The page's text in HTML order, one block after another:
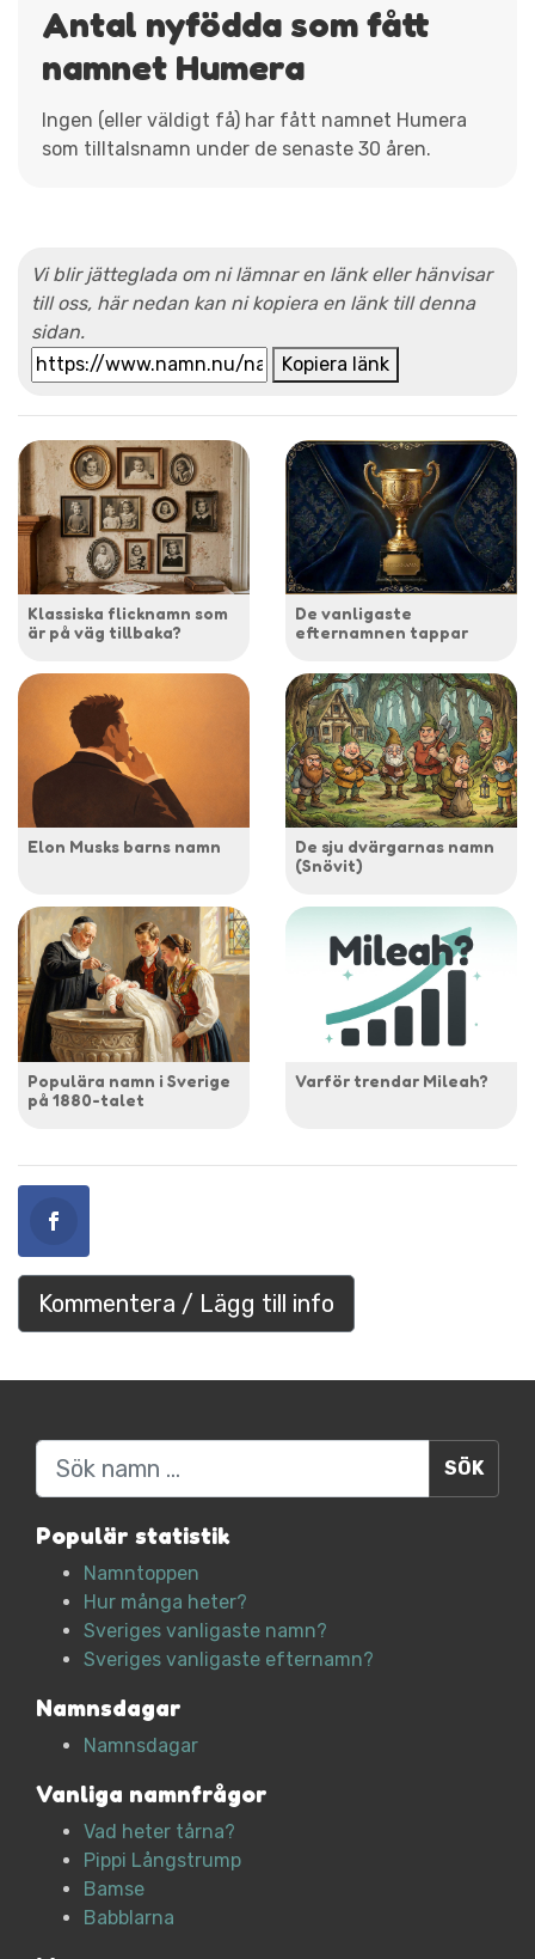
Antal nyfödda som fått
namnet Humera
Ingen (eller väldigt få) har fått namnet Humera
som tilltalsnamn under de senaste 30 åren.
Vi blir jätteglada om ni lämnar en länk eller hänvisar
till oss, här nedan kan ni kopiera en länk till denna
sidan.
Kopiera länk
Klassiska flicknamn som
är på väg tillbaka?
De vanligaste
efternamnen tappar
Elon Musks barns namn
De sju dvärgarnas namn
(Snövit)
Populära namn i Sverige
på 1880-talet
Varför trendar Mileah?
Kommentera / Lägg till info
Sök
Populär statistik
Namntoppen
Hur många heter?
Sveriges vanligaste namn?
Sveriges vanligaste efternamn?
Namnsdagar
Namnsdagar
Vanliga namnfrågor
Vad heter tårna?
Pippi Långstrump
Bamse
Babblarna